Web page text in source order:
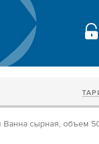
Ванна сырная, объем